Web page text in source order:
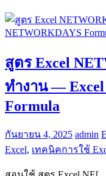
สูตร Excel
ทำงาน — Excel
Formula
กันยายน 4, 2025 admin
Excel, เทคนิคการใช้